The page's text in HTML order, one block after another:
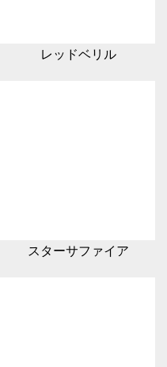
レッドベリル
スターサファイア